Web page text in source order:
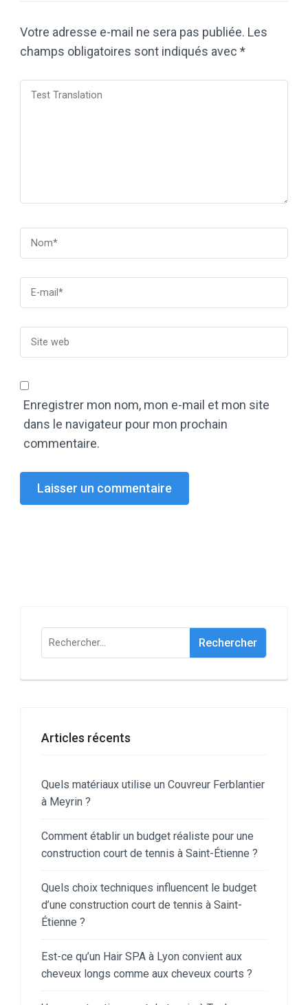
Votre adresse e-mail ne sera pas publiée. Les
champs obligatoires sont indiqués avec *
Enregistrer mon nom, mon e-mail et mon site
dans le navigateur pour mon prochain
commentaire.
Rechercher :
Articles récents
Quels matériaux utilise un Couvreur Ferblantier
à Meyrin ?
Comment établir un budget réaliste pour une
construction court de tennis à Saint-Étienne ?
Quels choix techniques influencent le budget
d’une construction court de tennis à Saint-
Étienne ?
Est-ce qu’un Hair SPA à Lyon convient aux
cheveux longs comme aux cheveux courts ?